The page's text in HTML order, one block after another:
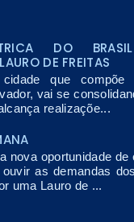
DO
DE FREITAS
que compõe
vai se
realizaçõe...
nova oportunidade de
as demandas
uma Lauro de ...